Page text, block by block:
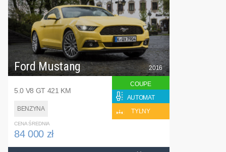
Ford Mustang
5.0 V8 GT 421 KM
BENZYNA
2016
COUPE
AUTOMAT
TYLNY
CENA ŚREDNIA
84 000 zł